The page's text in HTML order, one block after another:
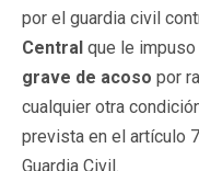
por el guardia civil
Central que le impuso
grave de acoso por
cualquier otra
prevista en el artículo
Guardia Civil.